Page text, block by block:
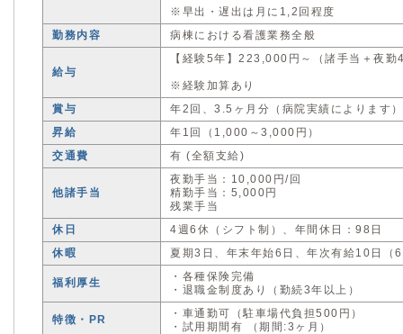
※早出・遅出は月に1,2回程度
勤務内容
病棟における看護業務全般
給与
【経験5年】223,000円～（諸手当＋夜勤
※経験加算あり
賞与
年2回、3.5ヶ月分（病院実績によります）
昇給
年1回（1,000～3,000円）
交通費
有 (全額支給)
他諸手当
夜勤手当：10,000円/回
精勤手当：5,000円
残業手当
休日
4週6休（シフト制）、年間休日：98日
休暇
夏期3日、年末年始6日、年次有給10日（
福利厚生
・各種保険完備
・退職金制度あり（勤続3年以上）
特徴・PR
・車通勤可（駐車場代負担500円）
・試用期間有 （期間:3ヶ月）